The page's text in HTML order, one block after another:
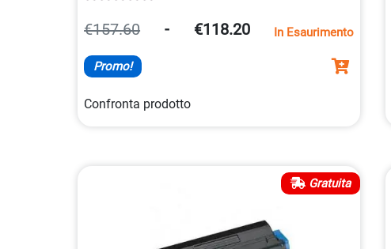
€157.60 - €118.20 In Esaurimento
Promo!
Confronta prodotto
Gratuita